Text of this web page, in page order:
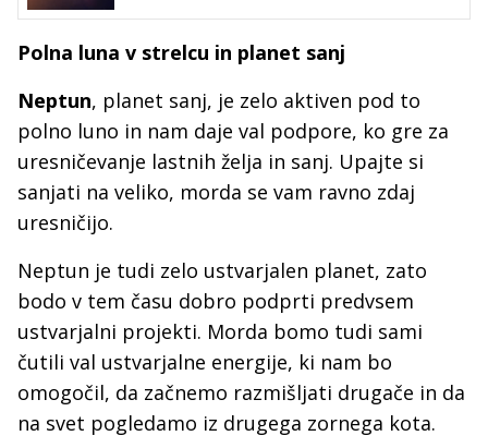
Polna luna v strelcu in planet sanj
Neptun, planet sanj, je zelo aktiven pod to
polno luno in nam daje val podpore, ko gre za
uresničevanje lastnih želja in sanj. Upajte si
sanjati na veliko, morda se vam ravno zdaj
uresničijo.
Neptun je tudi zelo ustvarjalen planet, zato
bodo v tem času dobro podprti predvsem
ustvarjalni projekti. Morda bomo tudi sami
čutili val ustvarjalne energije, ki nam bo
omogočil, da začnemo razmišljati drugače in da
na svet pogledamo iz drugega zornega kota.